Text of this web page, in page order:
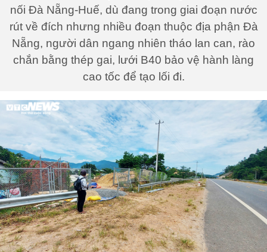
nối Đà Nẵng-Huế, dù đang trong giai đoạn nước
rút về đích nhưng nhiều đoạn thuộc địa phận Đà
Nẵng, người dân ngang nhiên tháo lan can, rào
chắn bằng thép gai, lưới B40 bảo vệ hành làng
cao tốc để tạo lối đi.